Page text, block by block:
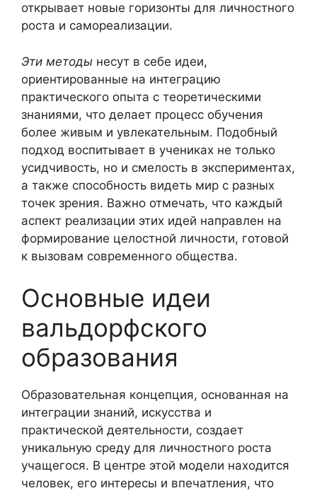
открывает новые горизонты для личностного
роста и самореализации.
Эти методы несут в себе идеи,
ориентированные на интеграцию
практического опыта с теоретическими
знаниями, что делает процесс обучения
более живым и увлекательным. Подобный
подход воспитывает в учениках не только
усидчивость, но и смелость в экспериментах,
а также способность видеть мир с разных
точек зрения. Важно отмечать, что каждый
аспект реализации этих идей направлен на
формирование целостной личности, готовой
к вызовам современного общества.
Основные идеи
вальдорфского
образования
Образовательная концепция, основанная на
интеграции знаний, искусства и
практической деятельности, создает
уникальную среду для личностного роста
учащегося. В центре этой модели находится
человек, его интересы и впечатления, что